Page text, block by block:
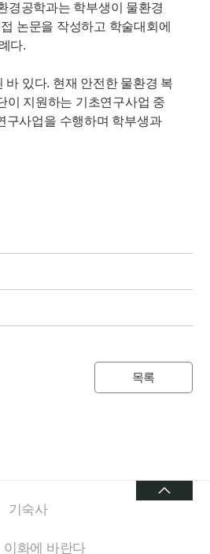
경공학과는 학부생이 물환경
논문을 작성하고 학술대회에
다.
있다. 현재 안전한 물환경 복
이 지원하는 기초연구사업 중
구사업을 수행하며 학부생과
목록
기숙사
이화에 바란다